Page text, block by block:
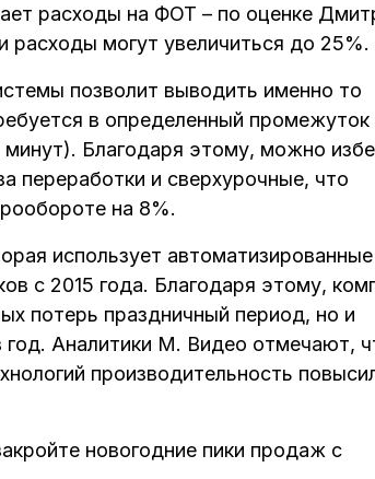
расходы на ФОТ – по оценке
расходы могут увеличиться до 25%.
позволит выводить именно то
в определенный промежуток
Благодаря этому, можно
переработки и сверхурочные, что
на 8%.
использует автоматизированные
с 2015 года. Благодаря этому,
потерь праздничный период, но и
Аналитики М. Видео отмечают,
производительность
новогодние пики продаж с